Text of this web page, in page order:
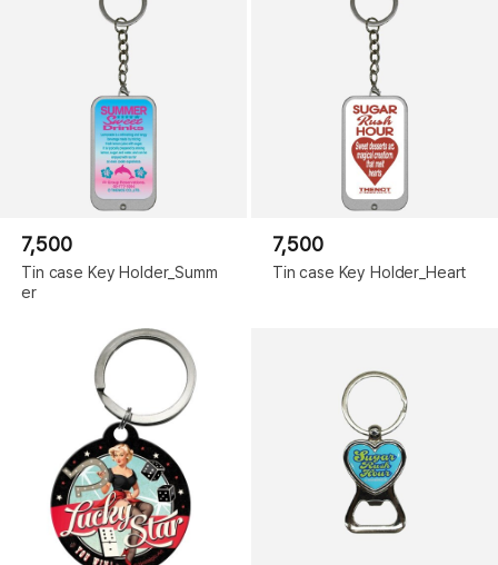
7,500
Tin case Key Holder_Summ
er
7,500
Tin case Key Holder_Heart